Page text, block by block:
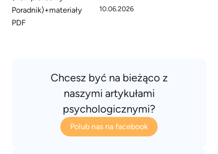
10.06.2026
Chcesz być na bieżąco z
naszymi artykułami
psychologicznymi?
Polub nas na facebook